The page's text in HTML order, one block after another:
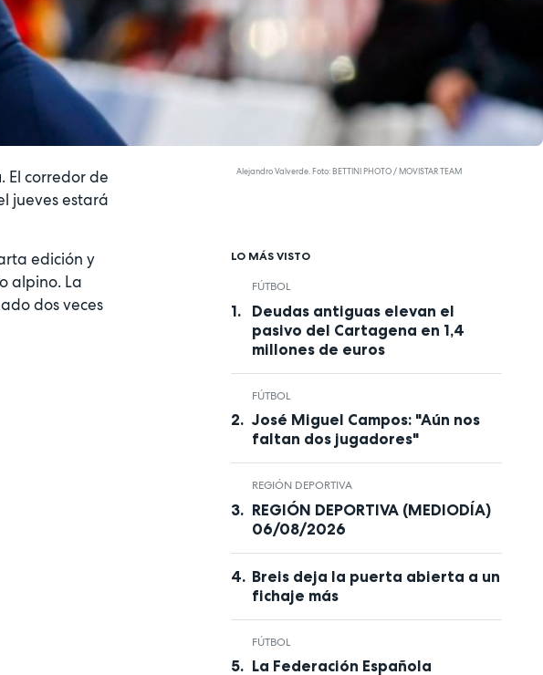
Alejandro Valverde. Foto: BETTINI PHOTO / MOVISTAR TEAM
. El corredor de
jueves estará
edición y
alpino. La
dos veces
LO MÁS VISTO
FÚTBOL
Deudas antiguas elevan el
pasivo del Cartagena en 1,4
millones de euros
FÚTBOL
José Miguel Campos: "Aún nos
faltan dos jugadores"
REGIÓN DEPORTIVA
REGIÓN DEPORTIVA (MEDIODÍA)
06/08/2026
Breis deja la puerta abierta a un
fichaje más
FÚTBOL
La Federación Española